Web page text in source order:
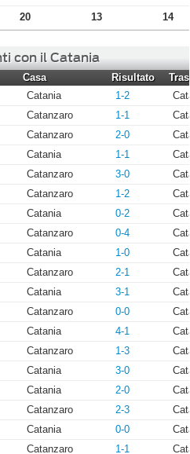
20 13 14
con il Catania
Casa Risultato
Catania 1-2
Catanzaro 1-1
Catanzaro 2-0
Catania 1-1
Catanzaro 3-0
Catanzaro 1-2
Catania 0-2
Catanzaro 0-4
Catania 1-0
Catanzaro 2-1
Catania 3-1
Catanzaro 0-0
Catania 4-1
Catanzaro 1-3
Catania 3-0
Catania 2-0
Catanzaro 2-3
Catania 0-0
Catanzaro 1-1